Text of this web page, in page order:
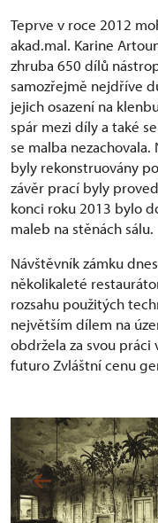
Teprve v roce 2012
akad.mal. Karine
zhruba 650 dílů
samozřejmě nejdříve
jejich osazení na
spár mezi díly a také
se malba
byly rekonstruovány
závěr prací byly
konci roku 2013 bylo
maleb na stěnách sálu.
Návštěvník zámku
několikaleté
rozsahu použitých
největším dílem na
obdržela za svou
futuro Zvláštní cenu